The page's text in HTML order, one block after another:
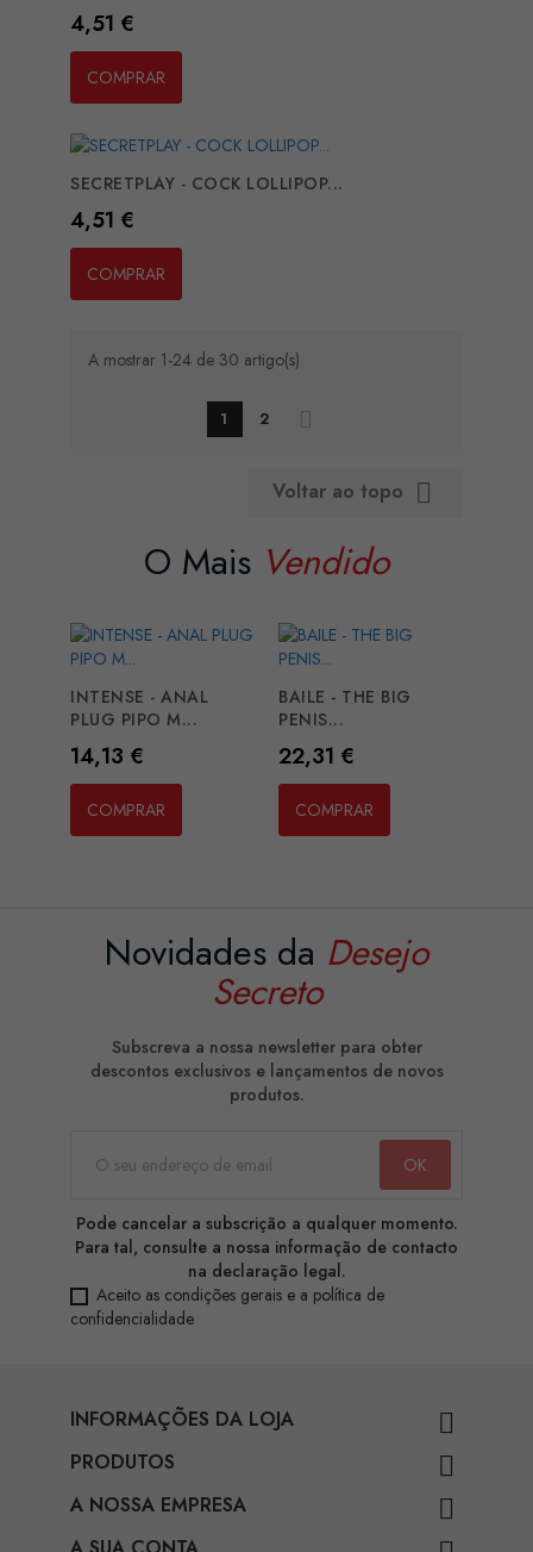
Preço
4,51 €
COMPRAR
SECRETPLAY - COCK LOLLIPOP...
Preço
4,51 €
COMPRAR
A mostrar 1-24 de 30 artigo(s)
1 2
Voltar ao topo 
O Mais Vendido
INTENSE - ANAL
PLUG PIPO M...
Preço
14,13 €
COMPRAR
BAILE - THE BIG
PENIS...
Preço
22,31 €
COMPRAR
Novidades da Desejo
Secreto
Subscreva a nossa newsletter para obter
descontos exclusivos e lançamentos de novos
produtos.
Pode cancelar a subscrição a qualquer momento.
Para tal, consulte a nossa informação de contacto
na declaração legal.
Aceito as condições gerais e a política de
confidencialidade
INFORMAÇÕES DA LOJA 
PRODUTOS 
A NOSSA EMPRESA 